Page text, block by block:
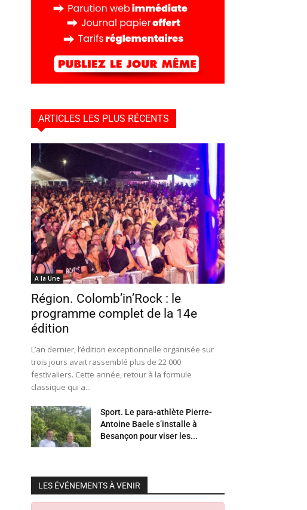
ARTICLES LES PLUS RÉCENTS
A la Une
Région. Colomb’in’Rock : le
programme complet de la 14e
édition
L’an dernier, l’édition exceptionnelle organisée sur
trois jours avait rassemblé plus de 22 000
festivaliers. Cette année, retour à la formule
classique qui a...
Sport. Le para-athlète Pierre-
Antoine Baele s’installe à
Besançon pour viser les...
LES ÉVÉNEMENTS À VENIR